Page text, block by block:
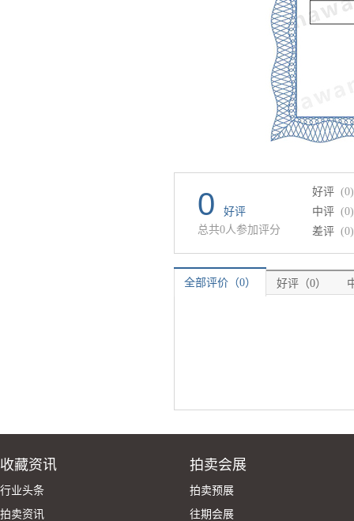
0
好评
总共0人参加评分
好评 (0)
中评 (0)
差评 (0)
全部评价（0） 好评（0）
收藏资讯
行业头条
拍卖资讯
拍卖会展
拍卖预展
往期会展